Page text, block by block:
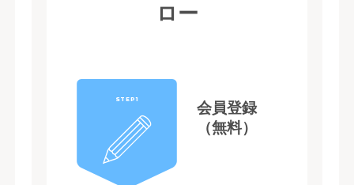
ロー
STEP1
会員登録
（無料）